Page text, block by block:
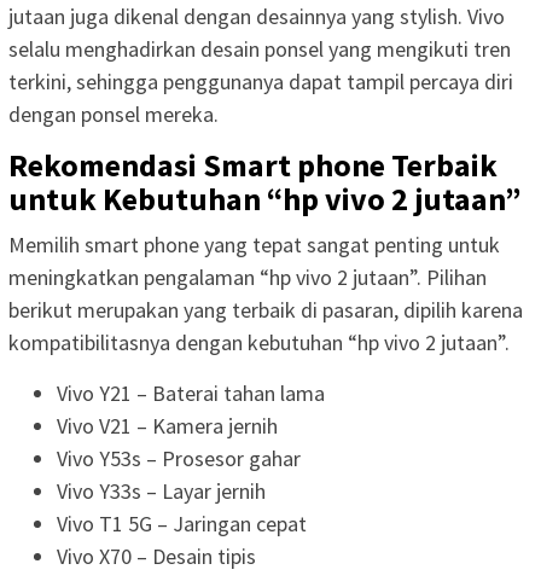
jutaan juga dikenal dengan desainnya yang stylish. Vivo
selalu menghadirkan desain ponsel yang mengikuti tren
terkini, sehingga penggunanya dapat tampil percaya diri
dengan ponsel mereka.
Rekomendasi Smart phone Terbaik
untuk Kebutuhan “hp vivo 2 jutaan”
Memilih smart phone yang tepat sangat penting untuk
meningkatkan pengalaman “hp vivo 2 jutaan”. Pilihan
berikut merupakan yang terbaik di pasaran, dipilih karena
kompatibilitasnya dengan kebutuhan “hp vivo 2 jutaan”.
Vivo Y21 – Baterai tahan lama
Vivo V21 – Kamera jernih
Vivo Y53s – Prosesor gahar
Vivo Y33s – Layar jernih
Vivo T1 5G – Jaringan cepat
Vivo X70 – Desain tipis